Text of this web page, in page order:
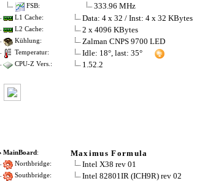
FSB: 333.96 MHz
L1 Cache: Data: 4 x 32 / Inst: 4 x 32 KBytes
L2 Cache: 2 x 4096 KBytes
Kühlung: Zalman CNPS 9700 LED
Temperatur: Idle: 18°, last: 35°
CPU-Z Vers.: 1.52.2
MainBoard: Maximus Formula
Northbridge: Intel X38 rev 01
Southbridge: Intel 82801IR (ICH9R) rev 02